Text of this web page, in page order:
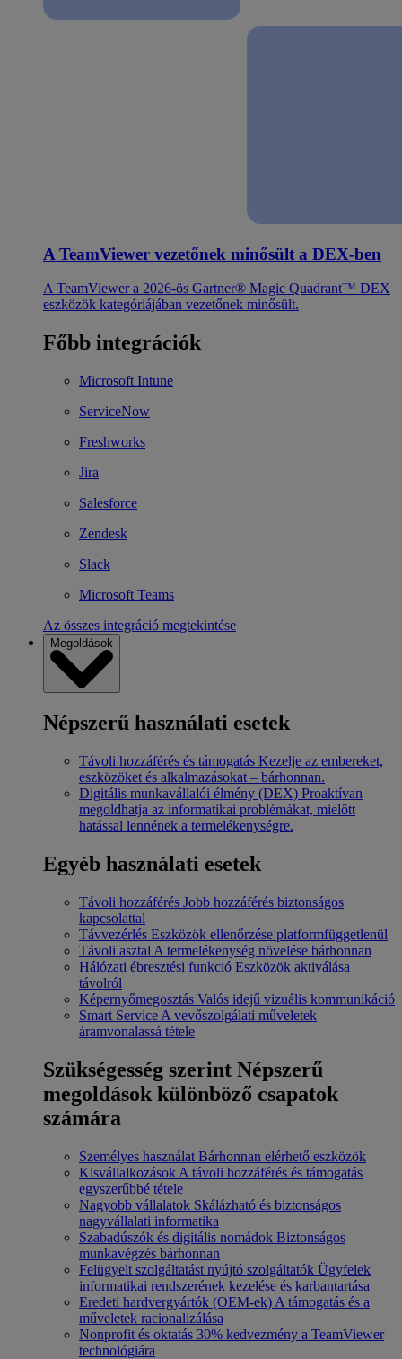
A TeamViewer vezetőnek minősült a DEX-ben
A TeamViewer a 2026-ös Gartner® Magic Quadrant™ DEX
eszközök kategóriájában vezetőnek minősült.
Főbb integrációk
Microsoft Intune
ServiceNow
Freshworks
Jira
Salesforce
Zendesk
Slack
Microsoft Teams
Az összes integráció megtekintése
Megoldások
Népszerű használati esetek
Távoli hozzáférés és támogatás Kezelje az embereket,
eszközöket és alkalmazásokat – bárhonnan.
Digitális munkavállalói élmény (DEX) Proaktívan
megoldhatja az informatikai problémákat, mielőtt
hatással lennének a termelékenységre.
Egyéb használati esetek
Távoli hozzáférés Jobb hozzáférés biztonságos
kapcsolattal
Távvezérlés Eszközök ellenőrzése platformfüggetlenül
Távoli asztal A termelékenység növelése bárhonnan
Hálózati ébresztési funkció Eszközök aktiválása
távolról
Képernyőmegosztás Valós idejű vizuális kommunikáció
Smart Service A vevőszolgálati műveletek
áramvonalassá tétele
Szükségesség szerint Népszerű
megoldások különböző csapatok
számára
Személyes használat Bárhonnan elérhető eszközök
Kisvállalkozások A távoli hozzáférés és támogatás
egyszerűbbé tétele
Nagyobb vállalatok Skálázható és biztonságos
nagyvállalati informatika
Szabadúszók és digitális nomádok Biztonságos
munkavégzés bárhonnan
Felügyelt szolgáltatást nyújtó szolgáltatók Ügyfelek
informatikai rendszerének kezelése és karbantartása
Eredeti hardvergyártók (OEM-ek) A támogatás és a
műveletek racionalizálása
Nonprofit és oktatás 30% kedvezmény a TeamViewer
technológiára